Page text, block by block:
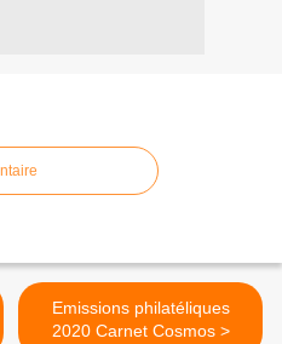
Emissions philatéliques
2020 Carnet Cosmos >